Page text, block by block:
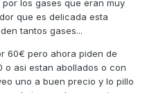
los gases que eran muy
que es delicada esta
tantos gases...
60€ pero ahora piden de
o asi estan abollados o con
uno a buen precio y lo pillo